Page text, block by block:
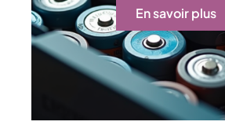
En savoir plus